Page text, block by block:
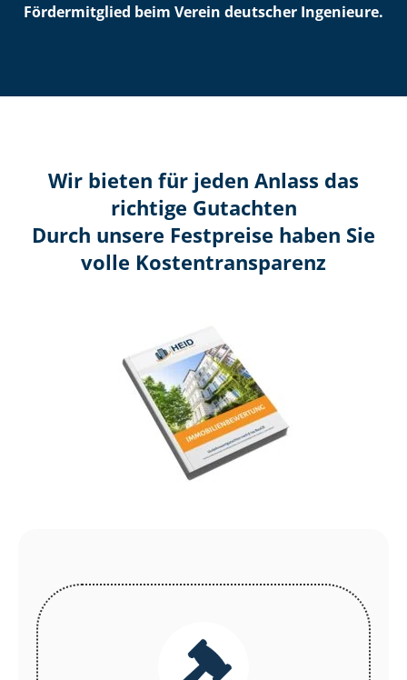
Fördermitglied beim Verein deutscher Ingenieure.
Wir bieten für jeden Anlass das
richtige Gutachten
Durch unsere Festpreise haben Sie
volle Kosten­transparenz